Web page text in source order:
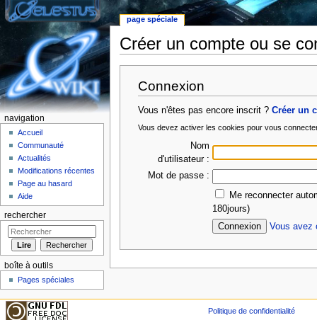
Créer un compte ou se
Connexion
Vous n'êtes pas encore inscrit ?Créer un
Vous devez activer les cookies pour vous
Nom
d'utilisateur :
Mot de passe :
Me reconnecter
180jours)
Vous avez
page spéciale
navigation
Accueil
Communauté
Actualités
Modifications récentes
Page au hasard
Aide
rechercher
boîte à outils
Pages spéciales
Politique de confidentialité